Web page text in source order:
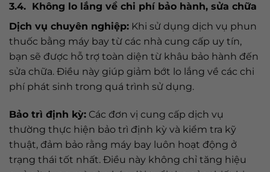
3.4. Không lo lắng về chi phí bảo hành, sửa chữa
Dịch vụ chuyên nghiệp: Khi sử dụng dịch vụ phun
thuốc bằng máy bay từ các nhà cung cấp uy tín,
bạn sẽ được hỗ trợ toàn diện từ khâu bảo hành đến
sửa chữa. Điều này giúp giảm bớt lo lắng về các chi
phí phát sinh trong quá trình sử dụng.
Bảo trì định kỳ: Các đơn vị cung cấp dịch vụ
thường thực hiện bảo trì định kỳ và kiểm tra kỹ
thuật, đảm bảo rằng máy bay luôn hoạt động ở
trạng thái tốt nhất. Điều này không chỉ tăng hiệu